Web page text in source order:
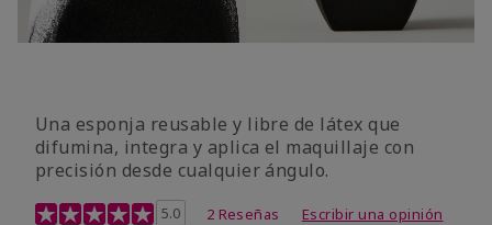
Una esponja reusable y libre de látex que
difumina, integra y aplica el maquillaje con
precisión desde cualquier ángulo.
Calificación de clientes de 5 de 5
5.0 2 Reseñas Escribir una opinión